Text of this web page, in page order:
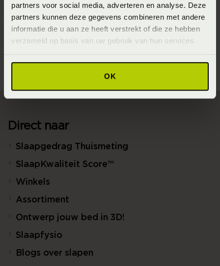
partners voor social media, adverteren en analyse. Deze
partners kunnen deze gegevens combineren met andere
informatie die u aan ze heeft verstrekt of die ze hebben
verzameld op basis van uw gebruik van hun services.
OK
100% katoen renforcé (Katoen)
Afmeting
60x70 (60 x 70 cm)
Direct naar
Slaapgedrag Thuismeting
SlaapKwaliteit Score™
Winkels
Assortiment
Ontwerp jouw bed in 3D!
Slaapfysio
Blogs over slapen